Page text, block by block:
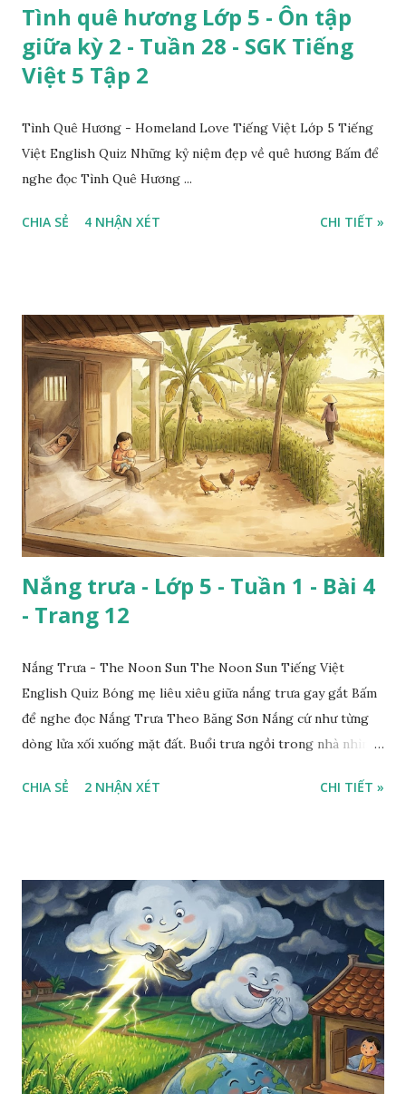
Tình quê hương Lớp 5 - Ôn tập
giữa kỳ 2 - Tuần 28 - SGK Tiếng
Việt 5 Tập 2
Tình Quê Hương - Homeland Love Tiếng Việt Lớp 5 Tiếng
Việt English Quiz Những kỷ niệm đẹp về quê hương Bấm để
nghe đọc Tình Quê Hương ...
CHIA SẺ 4 NHẬN XÉT CHI TIẾT »
Nắng trưa - Lớp 5 - Tuần 1 - Bài 4
- Trang 12
Nắng Trưa - The Noon Sun The Noon Sun Tiếng Việt
English Quiz Bóng mẹ liêu xiêu giữa nắng trưa gay gắt Bấm
để nghe đọc Nắng Trưa Theo Băng Sơn Nắng cứ như từng
dòng lửa xối xuống mặt đất. Buổi trưa ngồi trong nhà nhìn
CHIA SẺ 2 NHẬN XÉT CHI TIẾT »